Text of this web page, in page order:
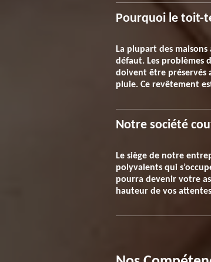
Pourquoi le toit-
La plupart des
défaut. Les problèmes
doivent être préservés
pluie. Ce revêtement
Notre société
Le siège de notre
polyvalents qui
pourra devenir votre
hauteur de vos